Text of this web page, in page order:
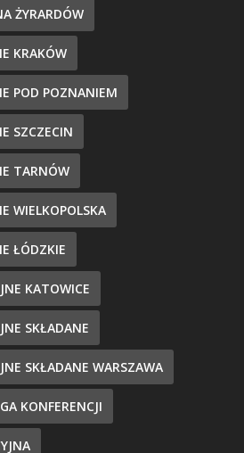
ŻYRARDÓW
KRAKÓW
POD POZNANIEM
SZCZECIN
TARNÓW
WIELKOPOLSKA
ŁÓDZKIE
KATOWICE
SKŁADANE
SKŁADANE WARSZAWA
KONFERENCJI